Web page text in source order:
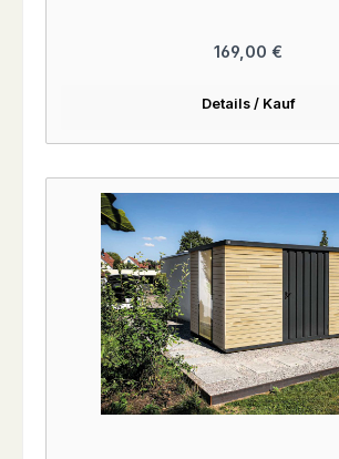
Regulärer Preis:
169,00 €
Details / Kauf